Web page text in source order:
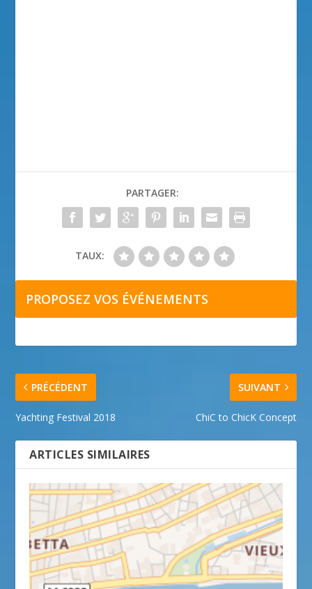
PARTAGER:
TAUX:
PROPOSEZ VOS ÉVÉNEMENTS
PRÉCÉDENT
Yachting Festival 2018
SUIVANT
ChiC to ChicK Concept
ARTICLES SIMILAIRES